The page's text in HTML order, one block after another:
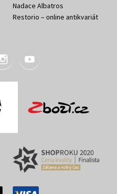
Nadace Albatros
Restorio – online antikvariát